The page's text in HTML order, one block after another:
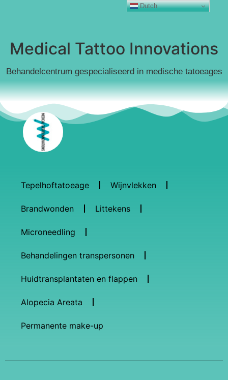
Medical Tattoo Innovations
Behandelcentrum gespecialiseerd in medische tatoeages
Tepelhoftatoeage Wijnvlekken
Brandwonden Littekens
Microneedling
Behandelingen transpersonen
Huidtransplantaten en flappen
Alopecia Areata
Permanente make-up
Dutch